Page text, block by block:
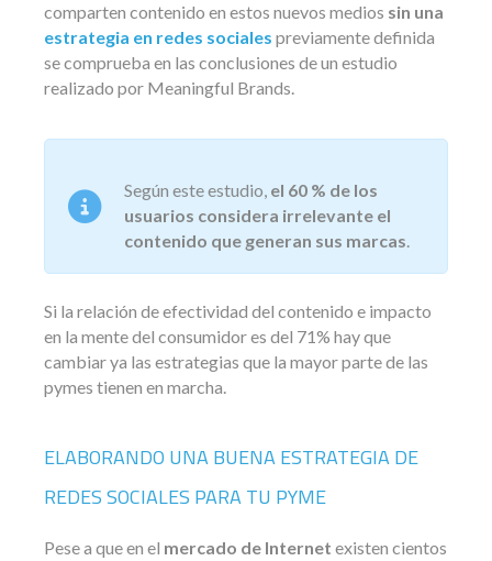
comparten contenido en estos nuevos medios sin una
estrategia en redes sociales previamente definida
se comprueba en las conclusiones de un estudio
realizado por Meaningful Brands.
Según este estudio, el 60 % de los
usuarios considera irrelevante el
contenido que generan sus marcas.
Si la relación de efectividad del contenido e impacto
en la mente del consumidor es del 71% hay que
cambiar ya las estrategias que la mayor parte de las
pymes tienen en marcha.
ELABORANDO UNA BUENA ESTRATEGIA DE
REDES SOCIALES PARA TU PYME
Pese a que en el mercado de Internet existen cientos